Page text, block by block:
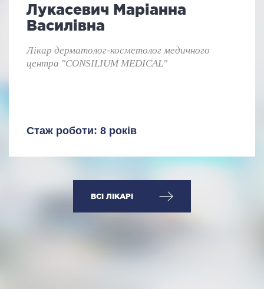
Лукасевич Маріанна
Василівна
Лікар дерматолог-косметолог медичного
центра "CONSILIUM MEDICAL"
Стаж роботи: 8 років
ВСІ ЛІКАРІ